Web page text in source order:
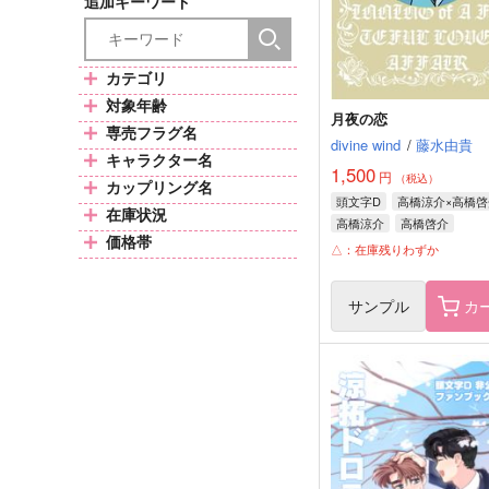
カテゴリ
対象年齢
専売フラグ名
キャラクター名
カップリング名
在庫状況
価格帯
月夜の恋
divine wind / 藤水由貴
1,500 円 （税込）
頭文字D
高橋涼介×高橋
高橋涼介
高橋啓介
△：在庫残りわずか
サンプル カ